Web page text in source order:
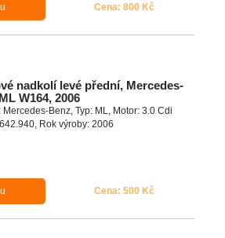
Cena: 800 Kč
nadkolí levé přední, Mercedes-
W164, 2006
Mercedes-Benz, Typ: ML, Motor: 3.0 Cdi
Rok výroby: 2006
Cena: 500 Kč